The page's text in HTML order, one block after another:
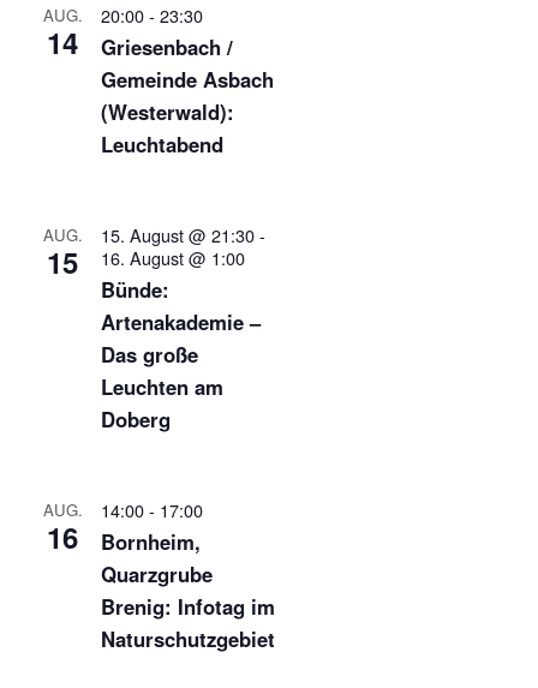
AUG.
14
20:00- 23:30
Griesenbach /
Gemeinde Asbach
(Westerwald):
Leuchtabend
AUG.
15
15. August @ 21:30-
16. August @ 1:00
Bünde:
Artenakademie –
Das große
Leuchten am
Doberg
AUG.
16
14:00- 17:00
Bornheim,
Quarzgrube
Brenig: Infotag im
Naturschutzgebiet